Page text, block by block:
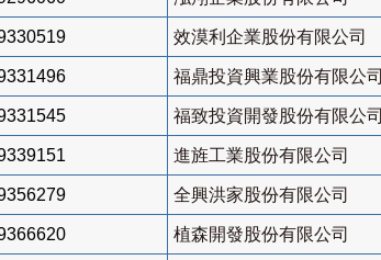
效漠利企業股份有限公司
福鼎投資興業股份有限公司
福致投資開發股份有限公司
進旌工業股份有限公司
全興洪家股份有限公司
植森開發股份有限公司